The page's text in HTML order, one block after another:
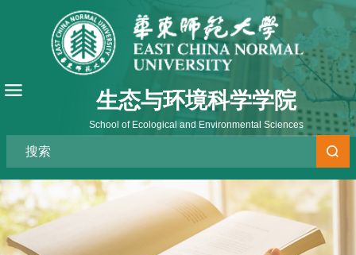
生态与环境科学学院
School of Ecological and Environmental Sciences